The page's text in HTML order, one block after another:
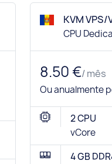
KVM VPS/
CPU
8.50 €/ mês
Ou anualmente
2 CPU
vCore
4 GB